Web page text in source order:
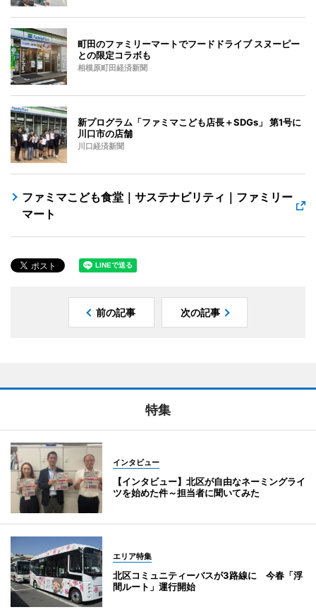
町田のファミリーマートでフードドライブ スヌーピー
との限定コラボも
相模原町田経済新聞
新プログラム「ファミマこども店長＋SDGs」 第1号に
川口市の店舗
川口経済新聞
ファミマこども食堂｜サステナビリティ｜ファミリー
マート
前の記事 次の記事
特集
インタビュー
【インタビュー】北区が自由なネーミングライ
ツを始めた件～担当者に聞いてみた
エリア特集
北区コミュニティーバスが3路線に 今春「浮
間ルート」運行開始